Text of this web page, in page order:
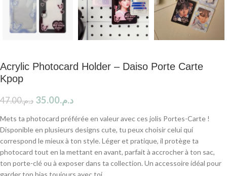
Acrylic Photocard Holder – Daiso Porte Carte
Kpop
د.م.47.00 د.م.35.00
Mets ta photocard préférée en valeur avec ces jolis Portes-Carte !
Disponible en plusieurs designs cute, tu peux choisir celui qui
correspond le mieux à ton style. Léger et pratique, il protège ta
photocard tout en la mettant en avant, parfait à accrocher à ton sac,
ton porte-clé ou à exposer dans ta collection. Un accessoire idéal pour
garder ton bias toujours avec toi